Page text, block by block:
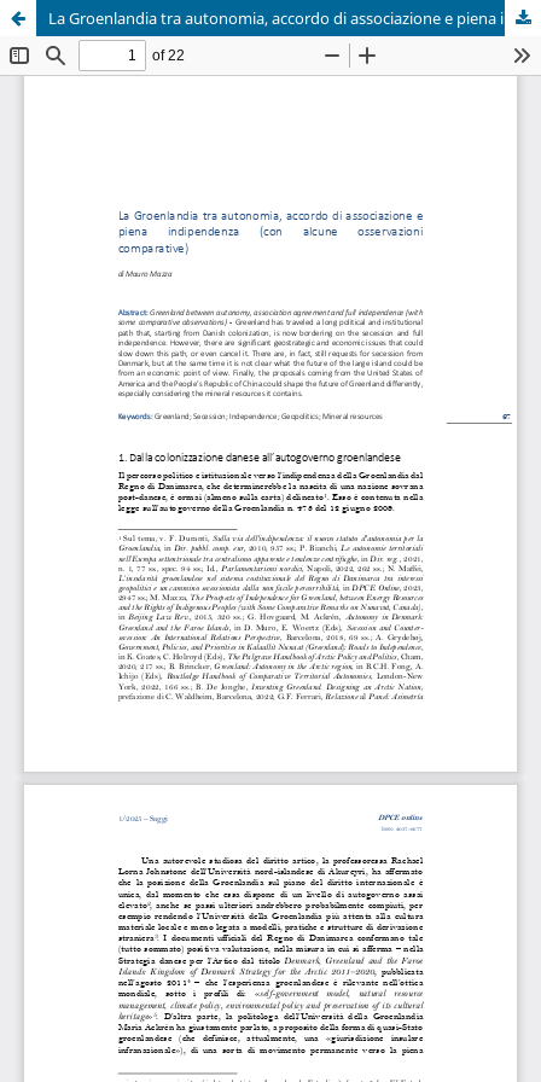
La Groenlandia tra autonomia, accordo di associazione e piena indipendenza (con alcune osservazioni comparative)